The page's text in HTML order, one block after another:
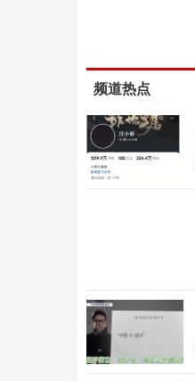
频道热点